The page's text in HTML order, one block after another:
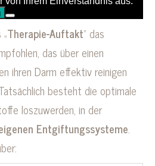
Therapie-Auftakt“ das
das über einen
ihren Darm effektiv reinigen
besteht die optimale
loszuwerden, in der
Entgiftungssysteme.